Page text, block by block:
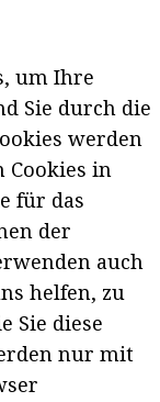
um Ihre
Sie durch die
werden
Cookies in
für das
der
auch
helfen, zu
Sie diese
nur mit